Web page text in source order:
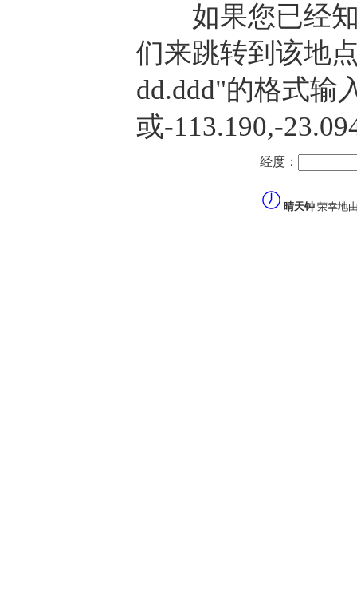
如果您已经知
们来跳转到该地
dd.ddd"的格式输
或-113.190,-
经度：
晴天钟 荣幸地